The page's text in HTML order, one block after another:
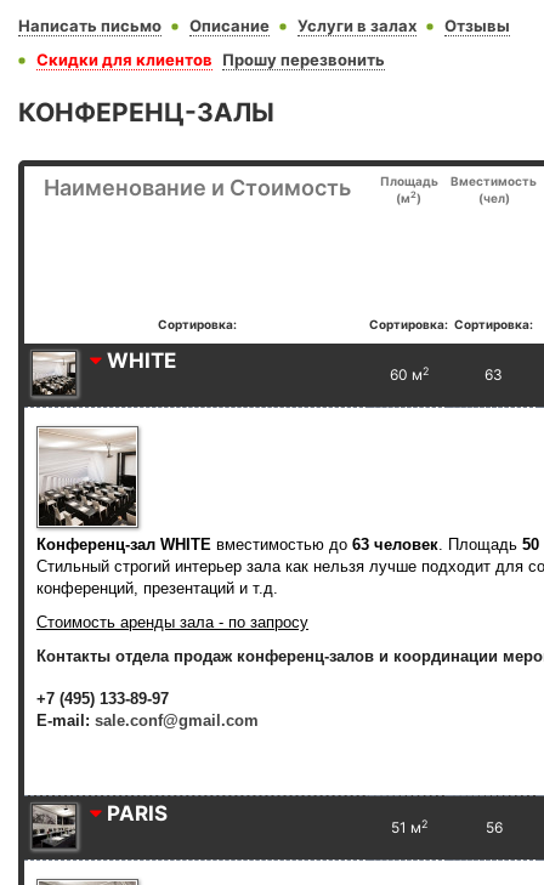
Написать письмо Описание Услуги в залах
Отзывы
Скидки для клиентов
Прошу перезвонить
КОНФЕРЕНЦ-ЗАЛЫ
Наименование и Стоимость
Площадь
(м2)
Вместимость
(чел)
Сортировка: Сортировка: Сортировка:
WHITE
60 м2 63
Конференц-зал WHITE вместимостью до 63 человек. Площадь
Стильный строгий интерьер зала как нельзя лучше подходит для
конференций, презентаций и т.д.
Стоимость аренды зала - по запросу
Контакты отдела продаж конференц-залов и координации
+7 (495) 133-89-97
E-mail: sale.conf@gmail.com
PARIS
51 м2 56